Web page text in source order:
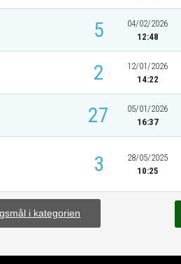
5
04/02/2026
12:48
2
12/01/2026
14:22
27
05/01/2026
16:37
3
28/05/2025
10:25
i kategorien